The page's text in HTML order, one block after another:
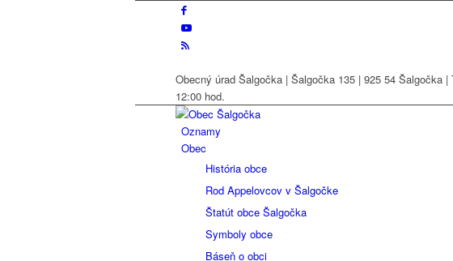
Obecný úrad Šalgočka | Šalgočka 135 | 925 54 Šalgočka
12:00 hod.
Oznamy
Obec
História obce
Rod Appelovcov v Šalgočke
Štatút obce Šalgočka
Symboly obce
Báseň o obci